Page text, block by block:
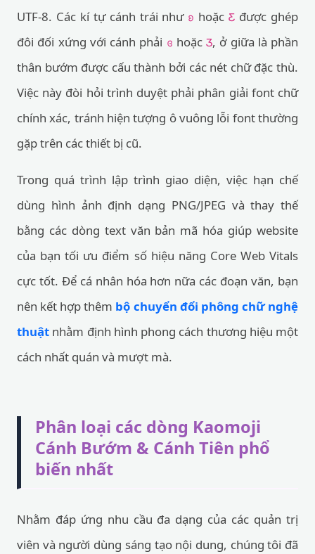
UTF-8. Các kí tự cánh trái như ʚ hoặcƸ được ghép
đôi đối xứng với cánh phải ɞ hoặc Ʒ, ở giữa là phần
thân bướm được cấu thành bởi các nét chữ đặc thù.
Việc này đòi hỏi trình duyệt phải phân giải font chữ
chính xác, tránh hiện tượng ô vuông lỗi font thường
gặp trên các thiết bị cũ.
Trong quá trình lập trình giao diện, việc hạn chế
dùng hình ảnh định dạng PNG/JPEG và thay thế
bằng các dòng text văn bản mã hóa giúp website
của bạn tối ưu điểm số hiệu năng Core Web Vitals
cực tốt. Để cá nhân hóa hơn nữa các đoạn văn, bạn
nên kết hợp thêm bộ chuyển đổi phông chữ nghệ
thuật nhằm định hình phong cách thương hiệu một
cách nhất quán và mượt mà.
Phân loại các dòng Kaomoji
Cánh Bướm & Cánh Tiên phổ
biến nhất
Nhằm đáp ứng nhu cầu đa dạng của các quản trị
viên và người dùng sáng tạo nội dung, chúng tôi đã